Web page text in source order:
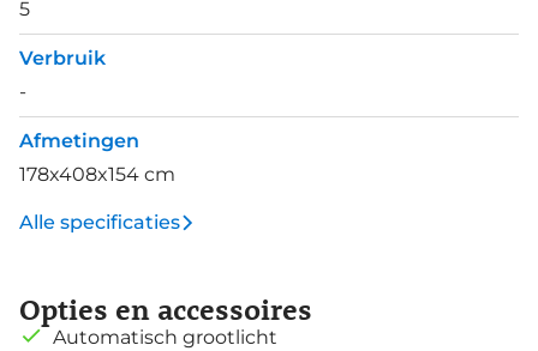
5
Verbruik
-
Afmetingen
178x408x154 cm
Alle specificaties
Opties en accessoires
Automatisch grootlicht